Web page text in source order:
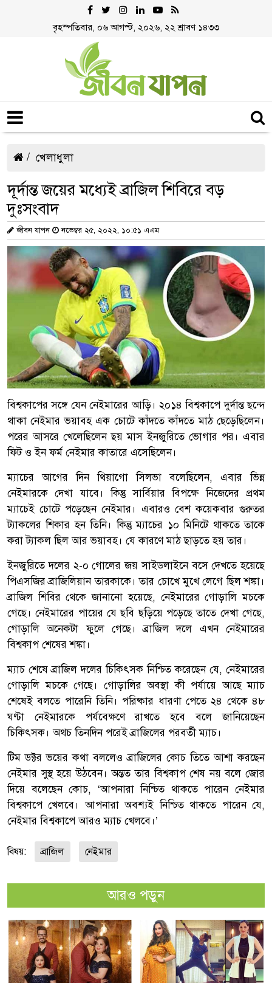
বৃহস্পতিবার, ০৬ আগস্ট, ২০২৬, ২২ শ্রাবণ ১৪৩৩
খেলাধুলা
দূর্দান্ত জয়ের মধ্যেই ব্রাজিল শিবিরে বড়
দুঃসংবাদ
জীবন যাপন নভেম্বর ২৫, ২০২২, ১০:৫১ এএম
বিশ্বকাপের সঙ্গে যেন নেইমারের আড়ি। ২০১৪ বিশ্বকাপে দুর্দান্ত ছন্দে
থাকা নেইমার ভয়াবহ এক চোটে কাঁদতে কাঁদতে মাঠ ছেড়েছিলেন।
পরের আসরে খেলেছিলেন ছয় মাস ইনজুরিতে ভোগার পর। এবার
ফিট ও ইন ফর্ম নেইমার কাতারে এসেছিলেন।
ম্যাচের আগের দিন থিয়াগো সিলভা বলেছিলেন, এবার ভিন্ন
নেইমারকে দেখা যাবে। কিন্তু সার্বিয়ার বিপক্ষে নিজেদের প্রথম
ম্যাচেই চোটে পড়েছেন নেইমার। এবারও বেশ কয়েকবার গুরুতর
ট্যাকলের শিকার হন তিনি। কিন্তু ম্যাচের ১০ মিনিটে থাকতে তাকে
করা ট্যাকল ছিল আর ভয়াবহ। যে কারণে মাঠ ছাড়তে হয় তার।
ইনজুরিতে দলের ২-০ গোলের জয় সাইডলাইনে বসে দেখতে হয়েছে
পিএসজির ব্রাজিলিয়ান তারকাকে। তার চোখে মুখে লেগে ছিল শঙ্কা।
ব্রাজিল শিবির থেকে জানানো হয়েছে, নেইমারের গোড়ালি মচকে
গেছে। নেইমারের পায়ের যে ছবি ছড়িয়ে পড়েছে তাতে দেখা গেছে,
গোড়ালি অনেকটা ফুলে গেছে। ব্রাজিল দলে এখন নেইমারের
বিশ্বকাপ শেষের শঙ্কা।
ম্যাচ শেষে ব্রাজিল দলের চিকিৎসক নিশ্চিত করেছেন যে, নেইমারের
গোড়ালি মচকে গেছে। গোড়ালির অবস্থা কী পর্যায়ে আছে ম্যাচ
শেষেই বলতে পারেনি তিনি। পরিষ্কার ধারণা পেতে ২৪ থেকে ৪৮
ঘণ্টা নেইমারকে পর্যবেক্ষণে রাখতে হবে বলে জানিয়েছেন
চিকিৎসক। অথচ তিনদিন পরেই ব্রাজিলের পরবর্তী ম্যাচ।
টিম ডক্টর ভয়ের কথা বললেও ব্রাজিলের কোচ তিতে আশা করছেন
নেইমার সুস্থ হয়ে উঠবেন। অন্তত তার বিশ্বকাপ শেষ নয় বলে জোর
দিয়ে বলেছেন কোচ, ‘আপনারা নিশ্চিত থাকতে পারেন নেইমার
বিশ্বকাপে খেলবে। আপনারা অবশ্যই নিশ্চিত থাকতে পারেন যে,
নেইমার বিশ্বকাপে আরও ম্যাচ খেলবে।’
বিষয়: ব্রাজিল নেইমার
আরও পড়ুন